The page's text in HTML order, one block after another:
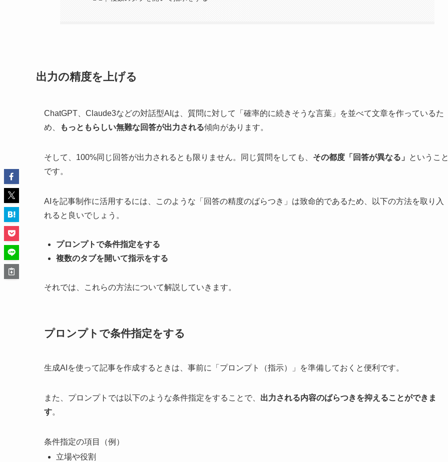
出力の精度を上げる
ChatGPT、 Claude3などの対話型AIは、質問に対して「確率的に続きそうな言葉」を並べて文章を作っているた
め、
もっともらしい無難な回答が出力される傾向があります。
そして、100%同じ回答が出力されるとも限りません。同じ質問をしても、 その都度「回答が異なる」
ということ
です。
AIを記事制作に活用するには、このような「回答の精度のばらつき」は致命的であるため、以下の方法を取り入
れると良いでしょう。
プロンプトで条件指定をする
複数のタブを開いて指示をする
それでは、これらの方法について解説していきます。
プロンプトで条件指定をする
生成AIを使って記事を作成するときは、事前に「プロンプト（指示）」を準備しておくと便利です。
また、プロンプトでは以下のような条件指定をすることで、 出力される内容のばらつきを抑えることができま
す。
条件指定の項目（例）
立場や役割